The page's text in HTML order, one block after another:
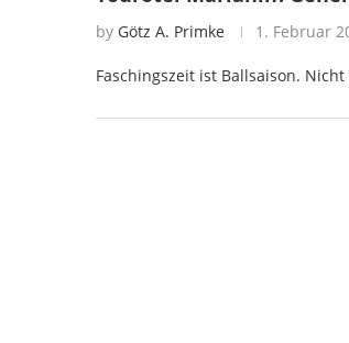
by Götz A. Primke 1. Februar
Faschingszeit ist Ballsaison.